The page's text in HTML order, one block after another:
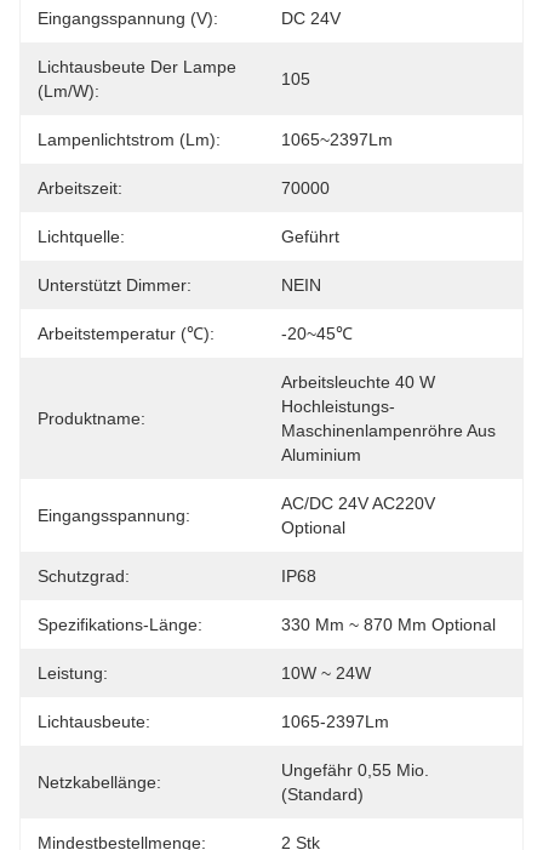
Eingangsspannung (V): DC 24V
Lichtausbeute Der Lampe
(lm/w):
105
Lampenlichtstrom (lm): 1065~2397Lm
Arbeitszeit: 70000
Lichtquelle: Geführt
Unterstützt Dimmer: NEIN
Arbeitstemperatur (℃): -20~45℃
Produktname:
Arbeitsleuchte 40 W
Hochleistungs-
Maschinenlampenröhre Aus
Aluminium
Eingangsspannung:
AC/DC 24V AC220V
Optional
Schutzgrad: IP68
Spezifikations-Länge: 330 Mm ~ 870 Mm Optional
Leistung: 10W ~ 24W
Lichtausbeute: 1065-2397Lm
Netzkabellänge:
Ungefähr 0,55 Mio.
(Standard)
Mindestbestellmenge: 2 Stk